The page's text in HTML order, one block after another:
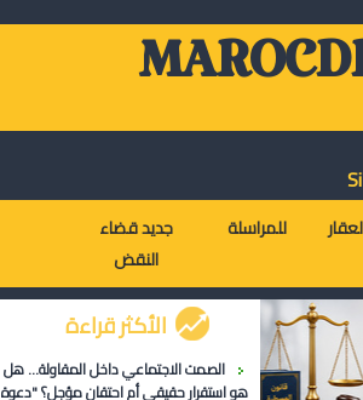
جديد قضاء
النقض
للمراسلة
الأكثر قراءة
الصمت الاجتماعي داخل المقاولة... هل
هو استقرار حقيقي أم احتقان مؤجل؟ "دعوة